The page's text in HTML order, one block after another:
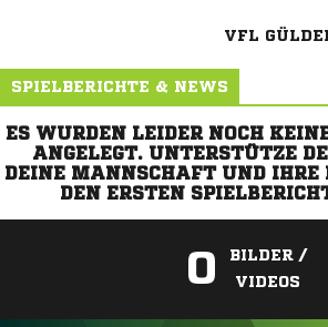
VFL
SPIELBERICHTE & NEWS
ES WURDEN LEIDER NOCH
ANGELEGT. UNTERSTÜTZE
DEINE MANNSCHAFT UND IHRE
DEN ERSTEN
0
BILDER /
VIDEOS